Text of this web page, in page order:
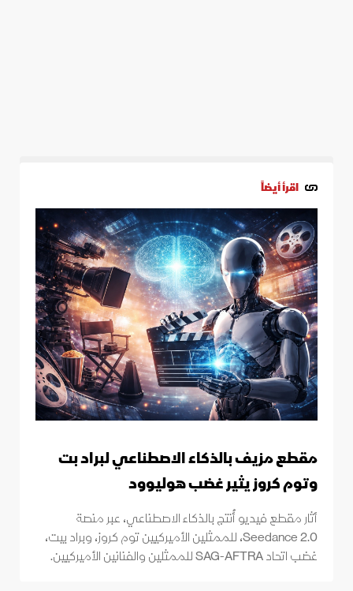
اقرأ أيضاً
مقطع مزيف بالذكاء الاصطناعي لبراد بت
وتوم كروز يثير غضب هوليوود
أثار مقطع فيديو أُنتج بالذكاء الاصطناعي، عبر منصة
Seedance 2.0، للممثلين الأميركيين توم كروز، وبراد بيت،
غضب اتحاد SAG-AFTRA للممثلين والفنانين الأميركيين.